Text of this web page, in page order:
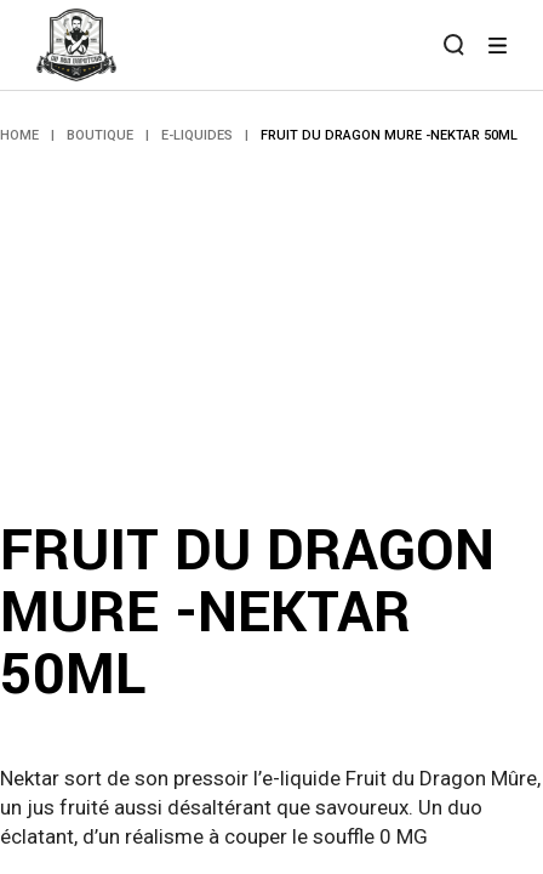
content
HOME BOUTIQUE E-LIQUIDES FRUIT DU DRAGON MURE -NEKTAR 50ML
FRUIT DU DRAGON
MURE -NEKTAR
50ML
Nektar sort de son pressoir l’e-liquide Fruit du Dragon Mûre,
un jus fruité aussi désaltérant que savoureux. Un duo
éclatant, d’un réalisme à couper le souffle 0 MG